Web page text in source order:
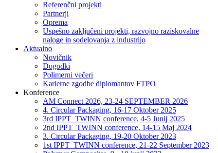
Referenčni projekti
Partnerji
Oprema
Uspešno zaključeni projekti, razvojno raziskovalne
naloge in sodelovanja z industrijo
Aktualno
Novičnik
Dogodki
Polimerni večeri
Karierne zgodbe diplomantov FTPO
Konference
AM Connect 2026, 23-24 SEPTEMBER 2026
4. Circular Packaging, 16-17 Oktober 2025
3rd IPPT_TWINN conference, 4-5 Junij 2025
2nd IPPT_TWINN conference, 14-15 Maj 2024
3. Circular Packaging, 19-20 Oktober 2023
1st IPPT_TWINN conference, 21-22 September 2023